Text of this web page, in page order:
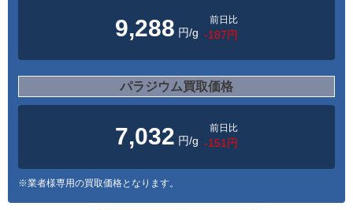
9,288 円/g
前日比
-187円
パラジウム買取価格
7,032 円/g
前日比
-151円
※業者様専用の買取価格となります。